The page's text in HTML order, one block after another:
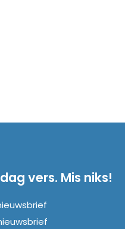
vers. Mis niks!